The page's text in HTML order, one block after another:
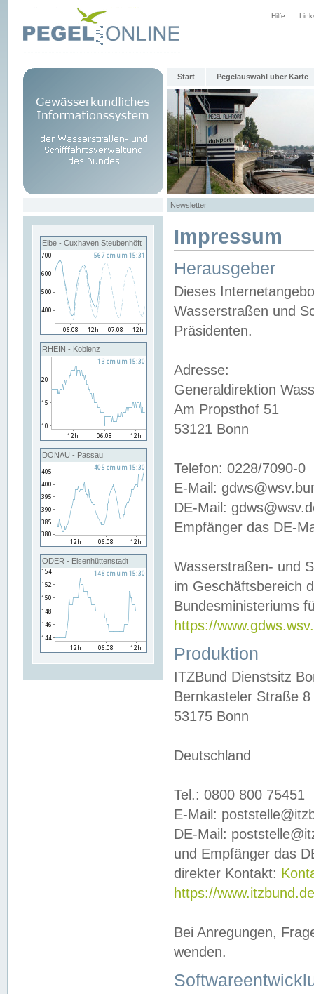
Hilfe
Start Pegelauswahl über Karte
Newsletter
Elbe - Cuxhaven Steubenhöft
RHEIN - Koblenz
DONAU - Passau
ODER - Eisenhüttenstadt
Impressum
Herausgeber
Dieses
Wasserstraßen und
Präsidenten.
Adresse:
Generaldirektion
Am Propsthof 51
53121 Bonn
Telefon: 0228/7090-0
E-Mail:
DE-Mail:
Empfänger das DE-
Wasserstraßen- und
im Geschäftsbereich
Bundesministeriums
https://
Produktion
ITZBund Dienstsitz
Bernkasteler Straße 8
53175 Bonn
Deutschland
Tel.: 0800 800 75451
E-Mail:
DE-Mail:
und Empfänger das
direkter Kontakt:
https://
Bei Anregungen,
wenden.